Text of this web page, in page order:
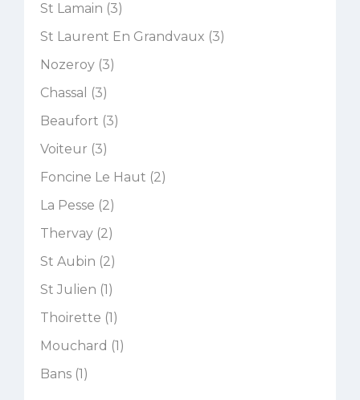
St Lamain (3)
St Laurent En Grandvaux (3)
Nozeroy (3)
Chassal (3)
Beaufort (3)
Voiteur (3)
Foncine Le Haut (2)
La Pesse (2)
Thervay (2)
St Aubin (2)
St Julien (1)
Thoirette (1)
Mouchard (1)
Bans (1)